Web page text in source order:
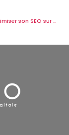
Comment optimiser son SEO sur Youtube ?